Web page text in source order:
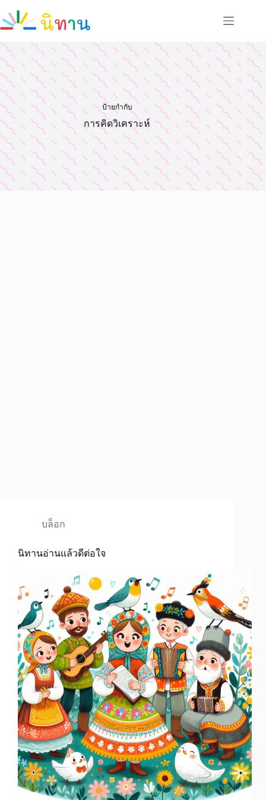
content
ป้ายกำกับ
การคิดวิเคราะห์
บล็อก
นิทานอ่านแล้วดีต่อใจ